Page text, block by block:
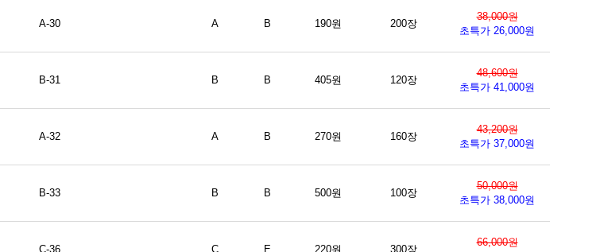
A-30 A B 190원 200장
38,000원
초특가 26,000원
B-31 B B 405원 120장
48,600원
초특가 41,000원
A-32 A B 270원 160장
43,200원
초특가 37,000원
B-33 B B 500원 100장
50,000원
초특가 38,000원
C-36 C E 220원 300장
66,000원